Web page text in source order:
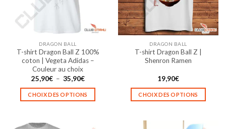
être
choisies
la
page
du
produit
être
la
page
du
DRAGON BALL
T-shirt Dragon Ball Z 100%
coton | Vegeta Adidas –
Couleur au choix
25,90€ – 35,90€Plage
prix :
25,90€
CHOIX DES OPTIONS
a
DRAGON BALL
T-shirt Dragon Ball Z |
Shenron Ramen
19,90€
CHOIX DES OPTIONS